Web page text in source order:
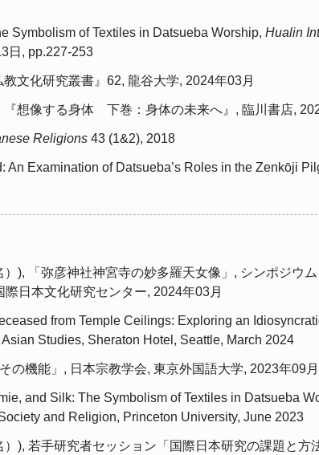
Symbolism of Textiles in Datsueba Worship, Hualin
日, pp.227-253
文化研究叢書』62, 龍谷大学, 2024年03月
『想像する身体 下巻：身体の未来へ』, 臨川書店,
Religions 43 (1&2), 2018
An Examination of Datsueba’s Roles in the Zenkōji
), 「弥彦神社神宮寺の妙多羅天女像」, シンポジウ
日本文化研究センター, 2024年03月
from Temple Ceilings: Exploring an
Studies, Sheraton Hotel, Seattle, March 2024
の機能」, 日本宗教学会, 東京外国語大学, 2023年09月
and Silk: The Symbolism of Textiles in Datsueba
and Religion, Princeton University, June 2023
), 若手研究者セッション「国際日本研究の課題と